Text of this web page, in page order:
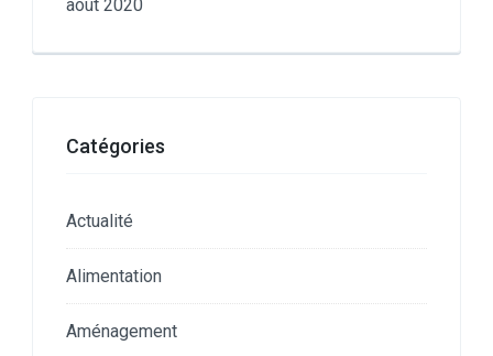
août 2020
Catégories
Actualité
Alimentation
Aménagement